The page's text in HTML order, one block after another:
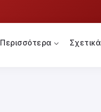
Περισσότερα Σχετικά